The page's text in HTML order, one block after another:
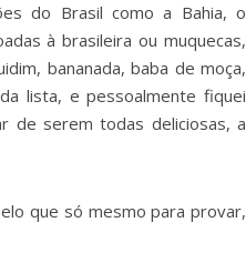
do Brasil como a Bahia, o
à brasileira ou muquecas,
bananada, baba de moça,
lista, e pessoalmente fiquei
de serem todas deliciosas, a
que só mesmo para provar,